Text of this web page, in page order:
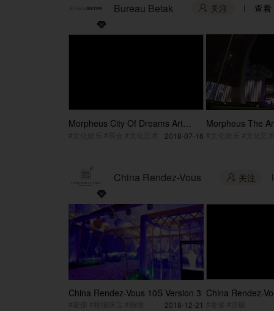
Bureau Betak  关注 查看
Morpheus City Of Dreams Art
2018-07-16
Morpheus The
China Rendez-Vous  关注
China Rendez-Vous 10S Version 3
2018-12-21
China Rendez-